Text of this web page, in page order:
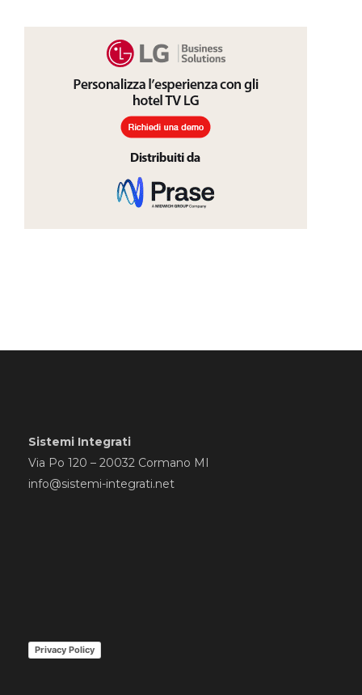
Sistemi Integrati
Via Po 120 – 20032 Cormano MI
info@sistemi-integrati.net
Privacy Policy